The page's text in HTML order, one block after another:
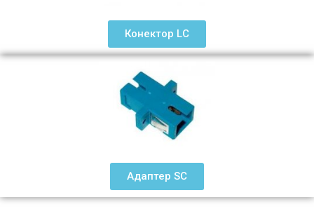
Конектор LC
Адаптер SC